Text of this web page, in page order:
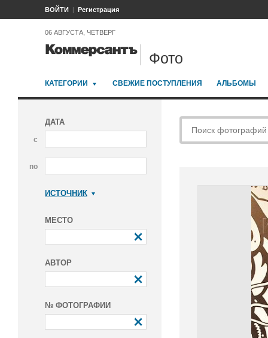
ВОЙТИ Регистрация
06 АВГУСТА, ЧЕТВЕРГ
Фото
КАТЕГОРИИ СВЕЖИЕ ПОСТУПЛЕНИЯ АЛЬБОМЫ
ДАТА
с
по
ИСТОЧНИК
МЕСТО
АВТОР
№ ФОТОГРАФИИ